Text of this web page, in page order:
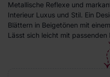
Metallische Reflexe und
Interieur Luxus und Stil. Ein
Blättern in Beigetönen mit
Lässt sich leicht mit passenden